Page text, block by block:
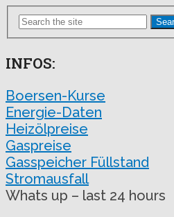
INFOS:
Boersen-Kurse
Energie-Daten
Heizölpreise
Gaspreise
Gasspeicher Füllstand
Stromausfall
Whats up – last 24 hours